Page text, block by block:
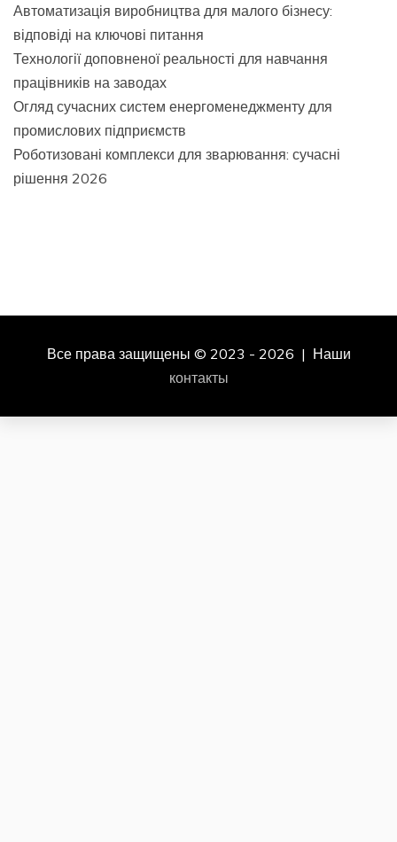
Автоматизація виробництва для малого бізнесу:
відповіді на ключові питання
Технології доповненої реальності для навчання
працівників на заводах
Огляд сучасних систем енергоменеджменту для
промислових підприємств
Роботизовані комплекси для зварювання: сучасні
рішення 2026
Все права защищены © 2023 - 2026 | Наши
контакты